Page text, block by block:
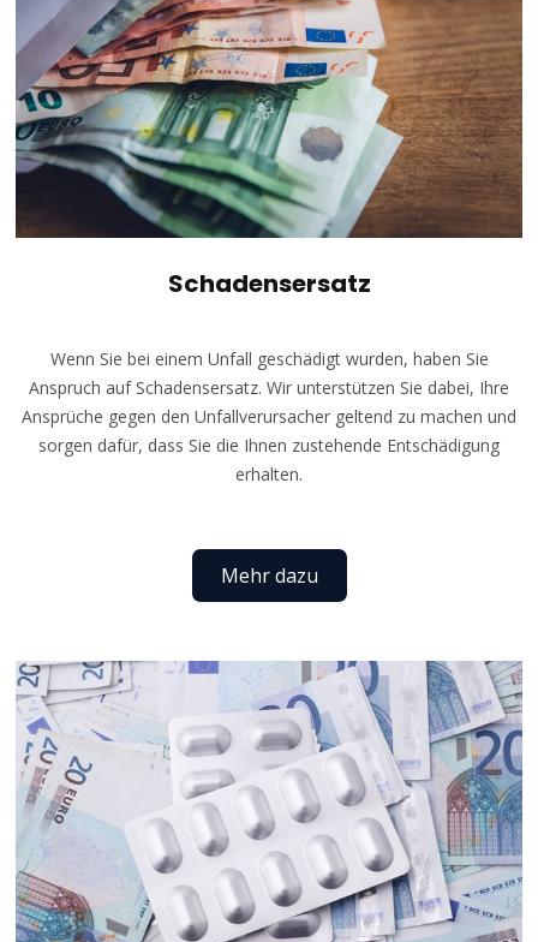
Schadensersatz
Wenn Sie bei einem Unfall geschädigt wurden, haben Sie
Anspruch auf Schadensersatz. Wir unterstützen Sie dabei, Ihre
Ansprüche gegen den Unfallverursacher geltend zu machen und
sorgen dafür, dass Sie die Ihnen zustehende Entschädigung
erhalten.
Mehr dazu